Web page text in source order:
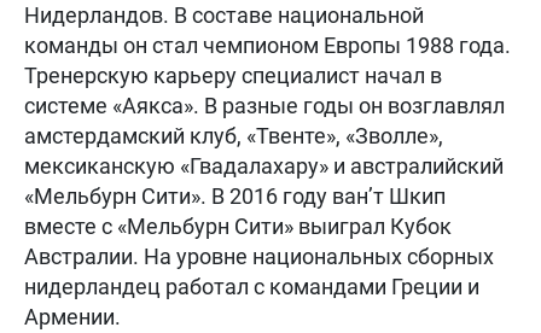
Нидерландов. В составе национальной
команды он стал чемпионом Европы 1988 года.
Тренерскую карьеру специалист начал в
системе «Аякса». В разные годы он возглавлял
амстердамский клуб, «Твенте», «Зволле»,
мексиканскую «Гвадалахару» и австралийский
«Мельбурн Сити». В 2016 году ван’т Шкип
вместе с «Мельбурн Сити» выиграл Кубок
Австралии. На уровне национальных сборных
нидерландец работал с командами Греции и
Армении.